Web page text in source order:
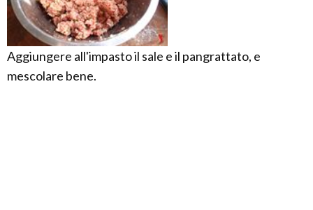
Aggiungere all'impasto il sale e il pangrattato, e
mescolare bene.